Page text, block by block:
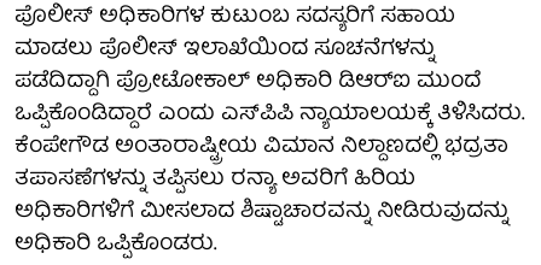
ಪೊಲೀಸ್ ಅಧಿಕಾರಿಗಳ ಕುಟುಂಬ ಸದಸ್ಯರಿಗೆ ಸಹಾಯ
ಮಾಡಲು ಪೊಲೀಸ್ ಇಲಾಖೆಯಿಂದ ಸೂಚನೆಗಳನ್ನು
ಪಡೆದಿದ್ದಾಗಿ ಪ್ರೋಟೋಕಾಲ್ ಅಧಿಕಾರಿ ಡಿಆರ್‌ಐ ಮುಂದೆ
ಒಪ್ಪಿಕೊಂಡಿದ್ದಾರೆ ಎಂದು ಎಸ್‌ಪಿಪಿ ನ್ಯಾಯಾಲಯಕ್ಕೆ ತಿಳಿಸಿದರು.
ಕೆಂಪೇಗೌಡ ಅಂತಾರಾಷ್ಟ್ರೀಯ ವಿಮಾನ ನಿಲ್ದಾಣದಲ್ಲಿ ಭದ್ರತಾ
ತಪಾಸಣೆಗಳನ್ನು ತಪ್ಪಿಸಲು ರನ್ಯಾ ಅವರಿಗೆ ಹಿರಿಯ
ಅಧಿಕಾರಿಗಳಿಗೆ ಮೀಸಲಾದ ಶಿಷ್ಟಾಚಾರವನ್ನು ನೀಡಿರುವುದನ್ನು
ಅಧಿಕಾರಿ ಒಪ್ಪಿಕೊಂಡರು.